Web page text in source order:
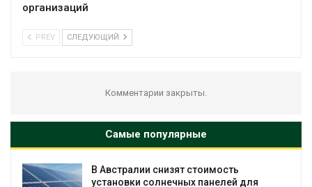
организаций
PREV СЛЕДУЮЩИЙ
Комментарии закрыты.
Самые популярные
стоимость
панелей для
Омская область
рублей на перевод